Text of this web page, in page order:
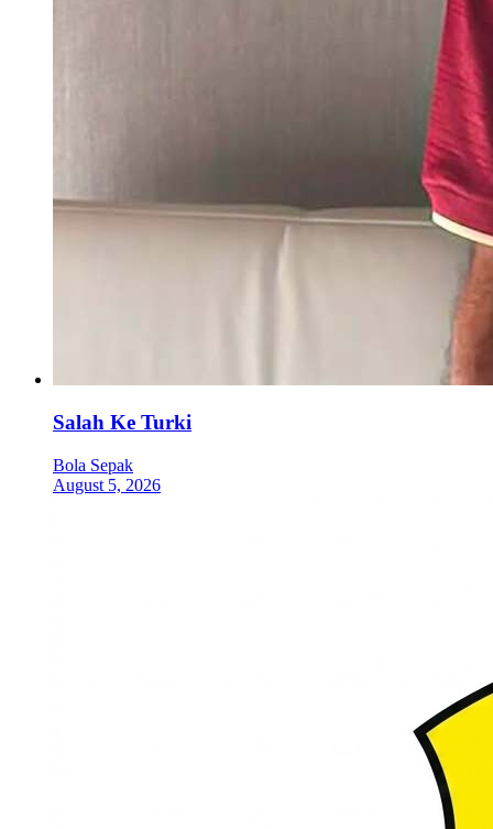
Salah Ke Turki
Bola Sepak
August 5, 2026